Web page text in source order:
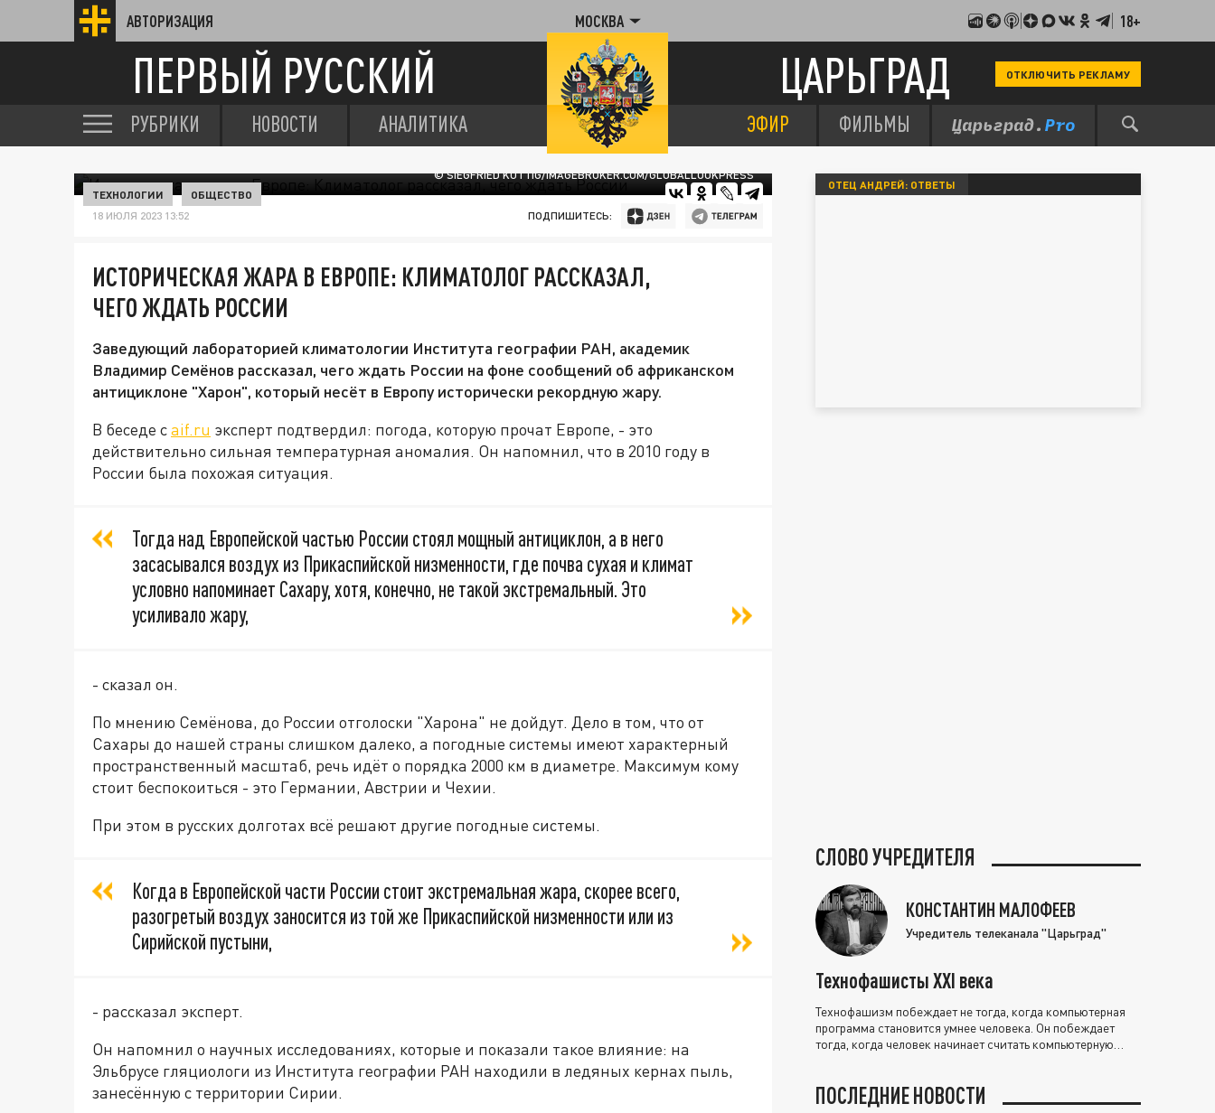
АВТОРИЗАЦИЯ МОСКВА 18+
ПЕРВЫЙ РУССКИЙ ЦАРЬГРАД ОТКЛЮЧИТЬ РЕКЛАМУ
РУБРИКИ НОВОСТИ АНАЛИТИКА ЭФИР ФИЛЬМЫ
© SIEGFRIED KUTTIG/IMAGEBROKER.COM/GLOBALLOOKPRESS
ТЕХНОЛОГИИ ОБЩЕСТВО
18 ИЮЛЯ 2023 13:52 ПОДПИШИТЕСЬ:
ИСТОРИЧЕСКАЯ ЖАРА В ЕВРОПЕ: КЛИМАТОЛОГ РАССКАЗАЛ,
ЧЕГО ЖДАТЬ РОССИИ
Заведующий лабораторией климатологии Института географии РАН, академик
Владимир Семёнов рассказал, чего ждать России на фоне сообщений об африканском
антициклоне "Харон", который несёт в Европу исторически рекордную жару.
В беседе сaif.ru эксперт подтвердил: погода, которую прочат Европе, - это
действительно сильная температурная аномалия. Он напомнил, что в 2010 году в
России была похожая ситуация.
Тогда над Европейской частью России стоял мощный антициклон, а в него
засасывался воздух из Прикаспийской низменности, где почва сухая и климат
условно напоминает Сахару, хотя, конечно, не такой экстремальный. Это
усиливало жару,
- сказал он.
По мнению Семёнова, до России отголоски "Харона" не дойдут. Дело в том, что от
Сахары до нашей страны слишком далеко, а погодные системы имеют характерный
пространственный масштаб, речь идёт о порядка 2000 км в диаметре. Максимум кому
стоит беспокоиться - это Германии, Австрии и Чехии.
При этом в русских долготах всё решают другие погодные системы.
Когда в Европейской части России стоит экстремальная жара, скорее всего,
разогретый воздух заносится из той же Прикаспийской низменности или из
Сирийской пустыни,
- рассказал эксперт.
Он напомнил о научных исследованиях, которые и показали такое влияние: на
Эльбрусе гляциологи из Института географии РАН находили в ледяных кернах пыль,
занесённую с территории Сирии.
ОТЕЦ АНДРЕЙ: ОТВЕТЫ
СЛОВО УЧРЕДИТЕЛЯ
КОНСТАНТИН МАЛОФЕЕВ
Учредитель телеканала "Царьград"
Технофашисты XXI века
Технофашизм побеждает не тогда, когда компьютерная
программа становится умнее человека. Он побеждает
тогда, когда человек начинает считать компьютерную
ПОСЛЕДНИЕ НОВОСТИ